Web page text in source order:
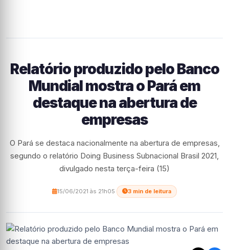
Relatório produzido pelo Banco
Mundial mostra o Pará em
destaque na abertura de
empresas
O Pará se destaca nacionalmente na abertura de empresas,
segundo o relatório Doing Business Subnacional Brasil 2021,
divulgado nesta terça-feira (15)
15/06/2021 às 21h05 3 min de leitura